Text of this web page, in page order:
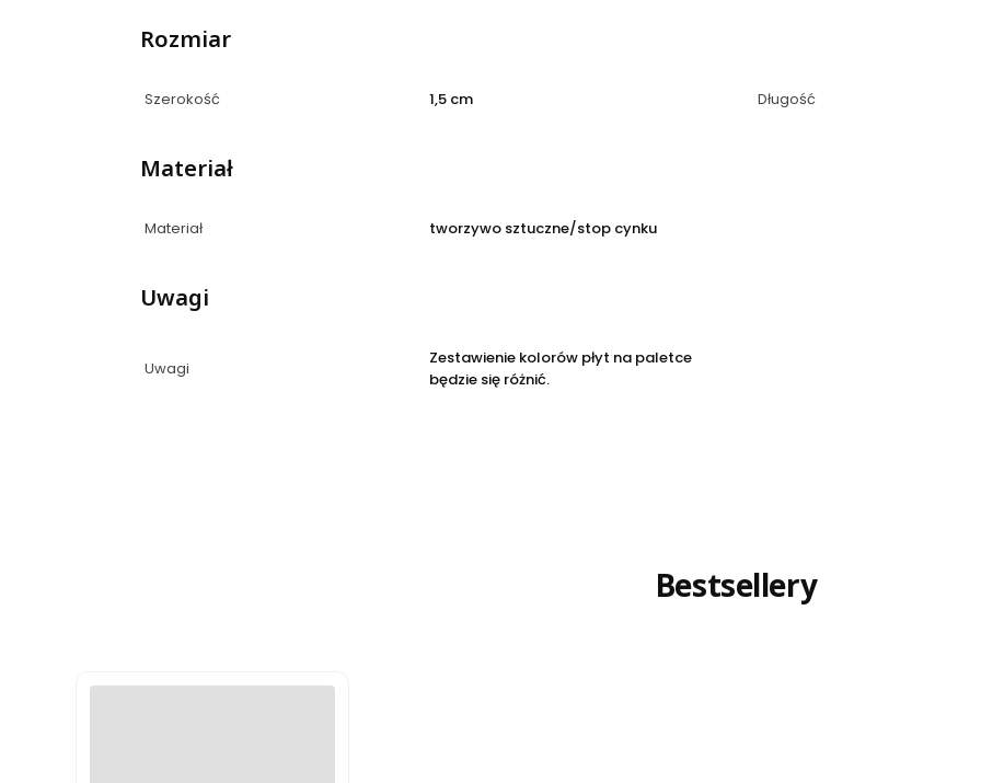
Rozmiar
Szerokość 1,5 cm Długość
Materiał
Materiał tworzywo sztuczne/stop cynku
Uwagi
Uwagi
Zestawienie kolorów płyt na paletce
będzie się różnić.
Bestsellery